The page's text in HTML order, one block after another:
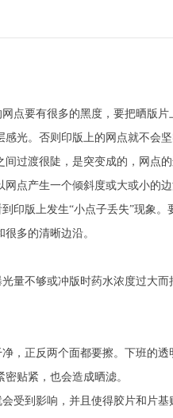
点要有很多的黑度，要把晒版片
光。否则印版上的网点就不会
过渡很陡，是突变成的，网点
点产生一个倾斜度或大或小的边
版上发生“小点子丢失”现象。
多的清晰边沿。
量不够或冲版时药水浓度过大而
，正反两个面都要擦。下班的透
贴紧，也会造成晒滤。
受到影响，并且使得胶片和片基